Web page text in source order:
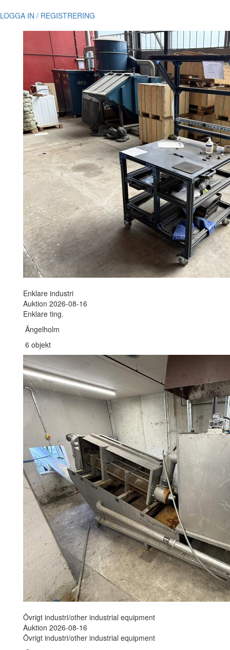
LOGGA IN / REGISTRERING
Enklare industri
Auktion 2026-08-16
Enklare ting.
Ängelholm
6 objekt
Övrigt industri/other industrial equipment
Auktion 2026-08-16
Övrigt industri/other industrial equipment